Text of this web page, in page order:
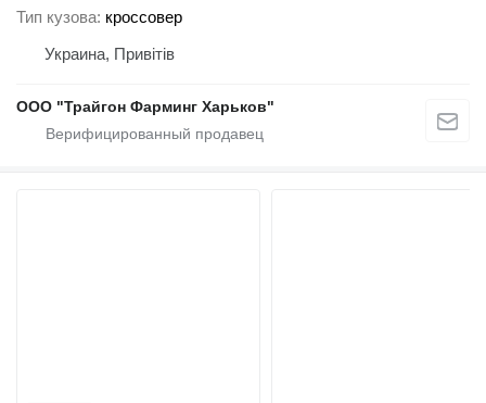
Тип кузова кроссовер
Украина, Привітів
ООО "Трайгон Фарминг Харьков"